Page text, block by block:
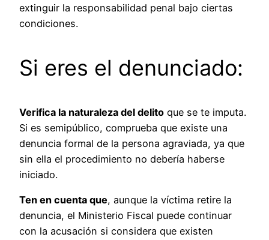
extinguir la responsabilidad penal bajo ciertas
condiciones.
Si eres el denunciado:
Verifica la naturaleza del delito que se te imputa.
Si es semipúblico, comprueba que existe una
denuncia formal de la persona agraviada, ya que
sin ella el procedimiento no debería haberse
iniciado.
Ten en cuenta que, aunque la víctima retire la
denuncia, el Ministerio Fiscal puede continuar
con la acusación si considera que existen